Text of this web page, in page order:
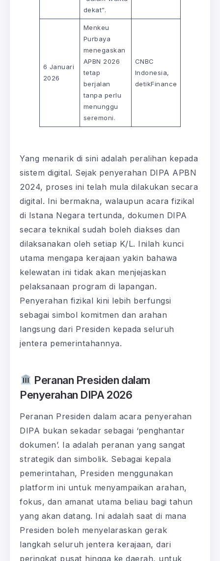
dekat”.
6 Januari
2026
Menkeu
Purbaya
menegaskan
APBN 2026
tetap
berjalan
tanpa perlu
menunggu
seremoni.
CNBC
Indonesia,
detikFinance
Yang menarik di sini adalah peralihan kepada
sistem digital. Sejak penyerahan DIPA APBN
2024, proses ini telah mula dilakukan secara
digital. Ini bermakna, walaupun acara fizikal
di Istana Negara tertunda, dokumen DIPA
secara teknikal sudah boleh diakses dan
dilaksanakan oleh setiap K/L. Inilah kunci
utama mengapa kerajaan yakin bahawa
kelewatan ini tidak akan menjejaskan
pelaksanaan program di lapangan.
Penyerahan fizikal kini lebih berfungsi
sebagai simbol komitmen dan arahan
langsung dari Presiden kepada seluruh
jentera pemerintahannya.
Peranan Presiden dalam
Penyerahan DIPA 2026
Peranan Presiden dalam acara penyerahan
DIPA bukan sekadar sebagai ‘penghantar
dokumen’. Ia adalah peranan yang sangat
strategik dan simbolik. Sebagai kepala
pemerintahan, Presiden menggunakan
platform ini untuk menyampaikan arahan,
fokus, dan amanat utama beliau bagi tahun
yang akan datang. Ini adalah saat di mana
Presiden boleh menyelaraskan gerak
langkah seluruh jentera kerajaan, dari
peringkat pusat hingga ke daerah, untuk